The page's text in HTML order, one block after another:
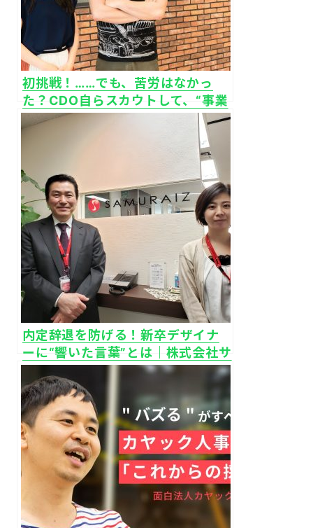
初挑戦！……でも、苦労はなかっ
た？CDO自らスカウトして、“事業
を強くするデザイナー”を本気で採
内定辞退を防げる！新卒デザイナ
ーに“響いた言葉”とは｜株式会社サ